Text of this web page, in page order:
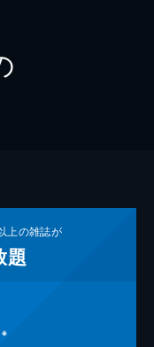
上の雑誌が
題
※